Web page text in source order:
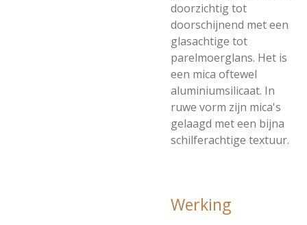
doorzichtig tot
doorschijnend met een
glasachtige tot
parelmoerglans. Het is
een mica oftewel
aluminiumsilicaat. In
ruwe vorm zijn mica's
gelaagd met een bijna
schilferachtige textuur.
Werking